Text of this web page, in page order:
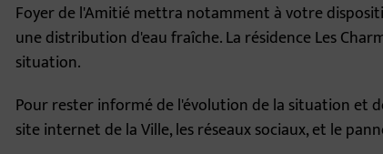
Foyer de l'Amitié mettra notamment à votre
une distribution d'eau fraîche. La résidence Les
situation.
Pour rester informé de l'évolution de la situation et
site internet de la Ville, les réseaux sociaux, et le